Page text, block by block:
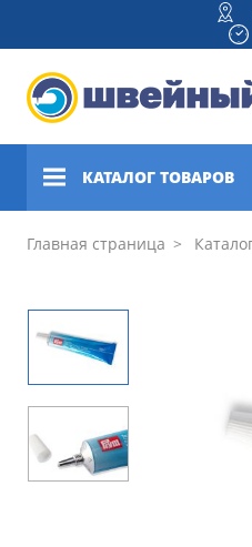
КАТАЛОГ ТОВАРОВ
Швейные машины
Коверлоки,
плоскошовные
Вязальные
Главная страница